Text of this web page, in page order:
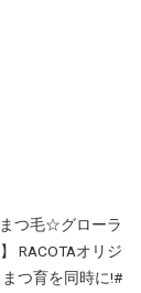
つ毛☆グローラ
RACOTAオリジ
つ育を同時に!#